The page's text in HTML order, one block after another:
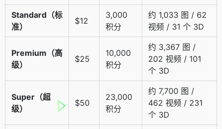
Standard（标
准）
$12
3,000
积分
约 1,033 图 / 62
视频 / 31 个 3D
Premium（高
级）
$25
10,000
积分
约 3,367 图 /
202 视频 / 101
个 3D
Super（超
级）
$50
23,000
积分
约 7,700 图 /
462 视频 / 231
个 3D